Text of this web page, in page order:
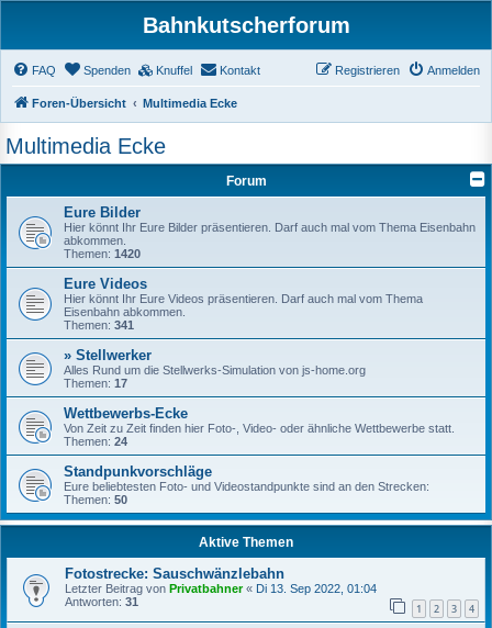
Bahnkutscherforum
FAQ Spenden Knuffel Kontakt Anmelden
Registrieren
Foren-Übersicht Multimedia Ecke
Multimedia Ecke
Forum
Eure Bilder
Hier könnt Ihr Eure Bilder präsentieren. Darf auch mal vom Thema Eisenbahn
abkommen.
Themen: 1420
Eure Videos
Hier könnt Ihr Eure Videos präsentieren. Darf auch mal vom Thema
Eisenbahn abkommen.
Themen: 341
» Stellwerker
Alles Rund um die Stellwerks-Simulation von js-home.org
Themen: 17
Wettbewerbs-Ecke
Von Zeit zu Zeit finden hier Foto-, Video- oder ähnliche Wettbewerbe statt.
Themen: 24
Standpunkvorschläge
Eure beliebtesten Foto- und Videostandpunkte sind an den Strecken:
Themen: 50
Aktive Themen
Fotostrecke: Sauschwänzlebahn
Letzter Beitrag von Privatbahner« Di 13. Sep 2022, 01:04
Antworten: 31 1 2 3 4